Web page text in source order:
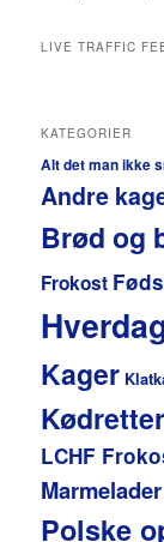
LIVE TRAFFIC
KATEGORIER
Alt det man ikke
Andre
Brød og
Frokost
Kager
Kødretter
LCHF
Polske